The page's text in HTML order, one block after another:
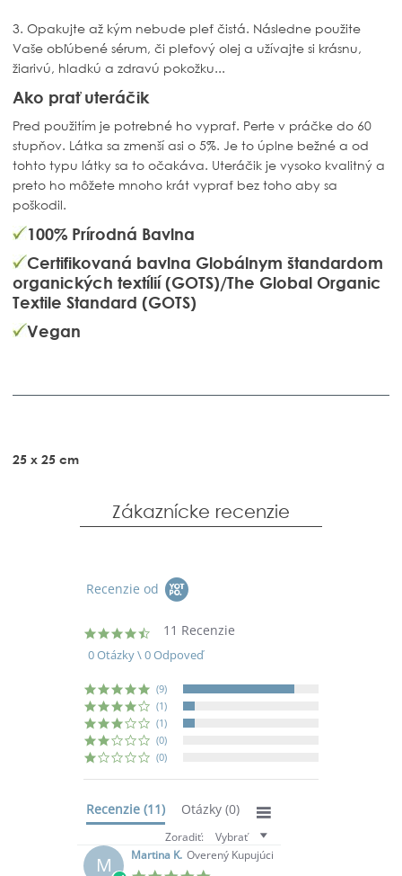
3. Opakujte až kým nebude pleť čistá. Následne použite
Vaše obľúbené sérum, či pleťový olej a užívajte si krásnu,
žiarivú, hladkú a zdravú pokožku...
Ako prať uteráčik
Pred použitím je potrebné ho vyprať. Perte v práčke do 60
stupňov. Látka sa zmenší asi o 5%. Je to úplne bežné a od
tohto typu látky sa to očakáva. Uteráčik je vysoko kvalitný a
preto ho môžete mnoho krát vyprať bez toho aby sa
poškodil.
100% Prírodná Bavlna
Certifikovaná bavlna Globálnym štandardom
organických textílií (GOTS)/The Global Organic
Textile Standard (GOTS)
Vegan
25 x 25 cm
Zákaznícke recenzie
Recenzie od
4.7
star
rating
11 Recenzie
0 Otázky \ 0 Odpoveď
(9)
(1)
(1)
(0)
(0)
Recenzie (11) Otázky (0)
Zoradiť: Vybrať
M Martina K. Overený Kupujúci